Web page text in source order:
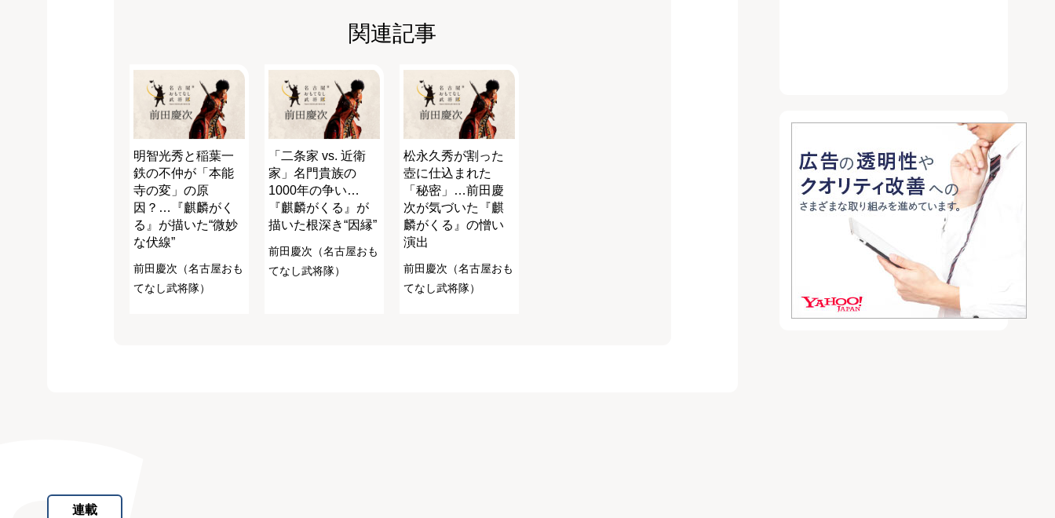
関連記事
明智光秀と稲葉一
鉄の不仲が「本能
寺の変」の原
因？…『麒麟がく
る』が描いた“微妙
な伏線”
前田慶次（名古屋おも
てなし武将隊）
「二条家 vs. 近衛
家」名門貴族の
1000年の争い…
『麒麟がくる』が
描いた根深き“因縁”
前田慶次（名古屋おも
てなし武将隊）
松永久秀が割った
壺に仕込まれた
「秘密」…前田慶
次が気づいた『麒
麟がくる』の憎い
演出
前田慶次（名古屋おも
てなし武将隊）
連載